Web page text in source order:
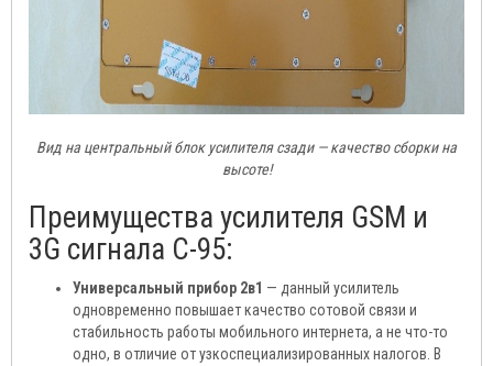
Вид на центральный блок усилителя сзади — качество сборки на
высоте!
Преимущества усилителя GSM и
3G сигнала C-95:
Универсальный прибор 2в1 — данный усилитель
одновременно повышает качество сотовой связи и
стабильность работы мобильного интернета, а не что-то
одно, в отличие от узкоспециализированных налогов. В